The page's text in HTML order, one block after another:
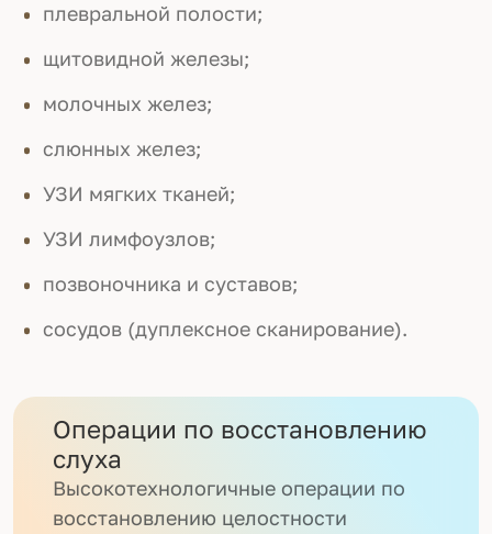
плевральной полости;
щитовидной железы;
молочных желез;
слюнных желез;
УЗИ мягких тканей;
УЗИ лимфоузлов;
позвоночника и суставов;
сосудов (дуплексное сканирование).
Операции по восстановлению
слуха
Высокотехнологичные операции по
восстановлению целостности